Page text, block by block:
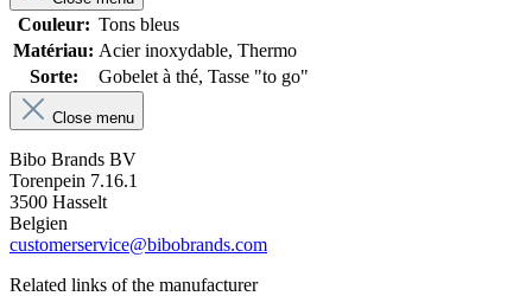
Couleur: Tons bleus
Matériau: Acier inoxydable, Thermo
Sorte:
Gobelet à thé, Tasse "to go"
Close menu
Bibo Brands BV
Torenpein 7.16.1
3500 Hasselt
Belgien
customerservice@bibobrands.com
Related links of the manufacturer